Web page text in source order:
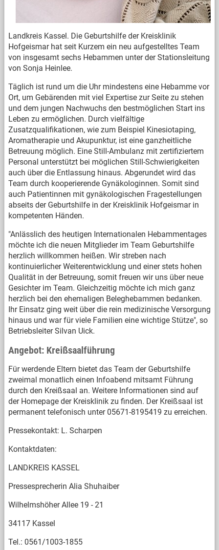
Landkreis Kassel. Die Geburtshilfe der Kreisklinik
Hofgeismar hat seit Kurzem ein neu aufgestelltes Team
von insgesamt sechs Hebammen unter der Stationsleitung
von Sonja Heinlee.
Täglich ist rund um die Uhr mindestens eine Hebamme vor
Ort, um Gebärenden mit viel Expertise zur Seite zu stehen
und dem jungen Nachwuchs den bestmöglichen Start ins
Leben zu ermöglichen. Durch vielfältige
Zusatzqualifikationen, wie zum Beispiel Kinesiotaping,
Aromatherapie und Akupunktur, ist eine ganzheitliche
Betreuung möglich. Eine Still-Ambulanz mit zertifiziertem
Personal unterstützt bei möglichen Still-Schwierigkeiten
auch über die Entlassung hinaus. Abgerundet wird das
Team durch kooperierende Gynäkologinnen. Somit sind
auch Patientinnen mit gynäkologischen Fragestellungen
abseits der Geburtshilfe in der Kreisklinik Hofgeismar in
kompetenten Händen.
"Anlässlich des heutigen Internationalen Hebammentages
möchte ich die neuen Mitglieder im Team Geburtshilfe
herzlich willkommen heißen. Wir streben nach
kontinuierlicher Weiterentwicklung und einer stets hohen
Qualität in der Betreuung, somit freuen wir uns über neue
Gesichter im Team. Gleichzeitig möchte ich mich ganz
herzlich bei den ehemaligen Beleghebammen bedanken.
Ihr Einsatz ging weit über die rein medizinische Versorgung
hinaus und war für viele Familien eine wichtige Stütze", so
Betriebsleiter Silvan Uick.
Angebot: Kreißsaalführung
Für werdende Eltern bietet das Team der Geburtshilfe
zweimal monatlich einen Infoabend mitsamt Führung
durch den Kreißsaal an. Weitere Informationen sind auf
der Homepage der Kreisklinik zu finden. Der Kreißsaal ist
permanent telefonisch unter 05671-8195419 zu erreichen.
Pressekontakt: L. Scharpen
Kontaktdaten:
LANDKREIS KASSEL
Pressesprecherin Alia Shuhaiber
Wilhelmshöher Allee 19 - 21
34117 Kassel
Tel.: 0561/1003-1855